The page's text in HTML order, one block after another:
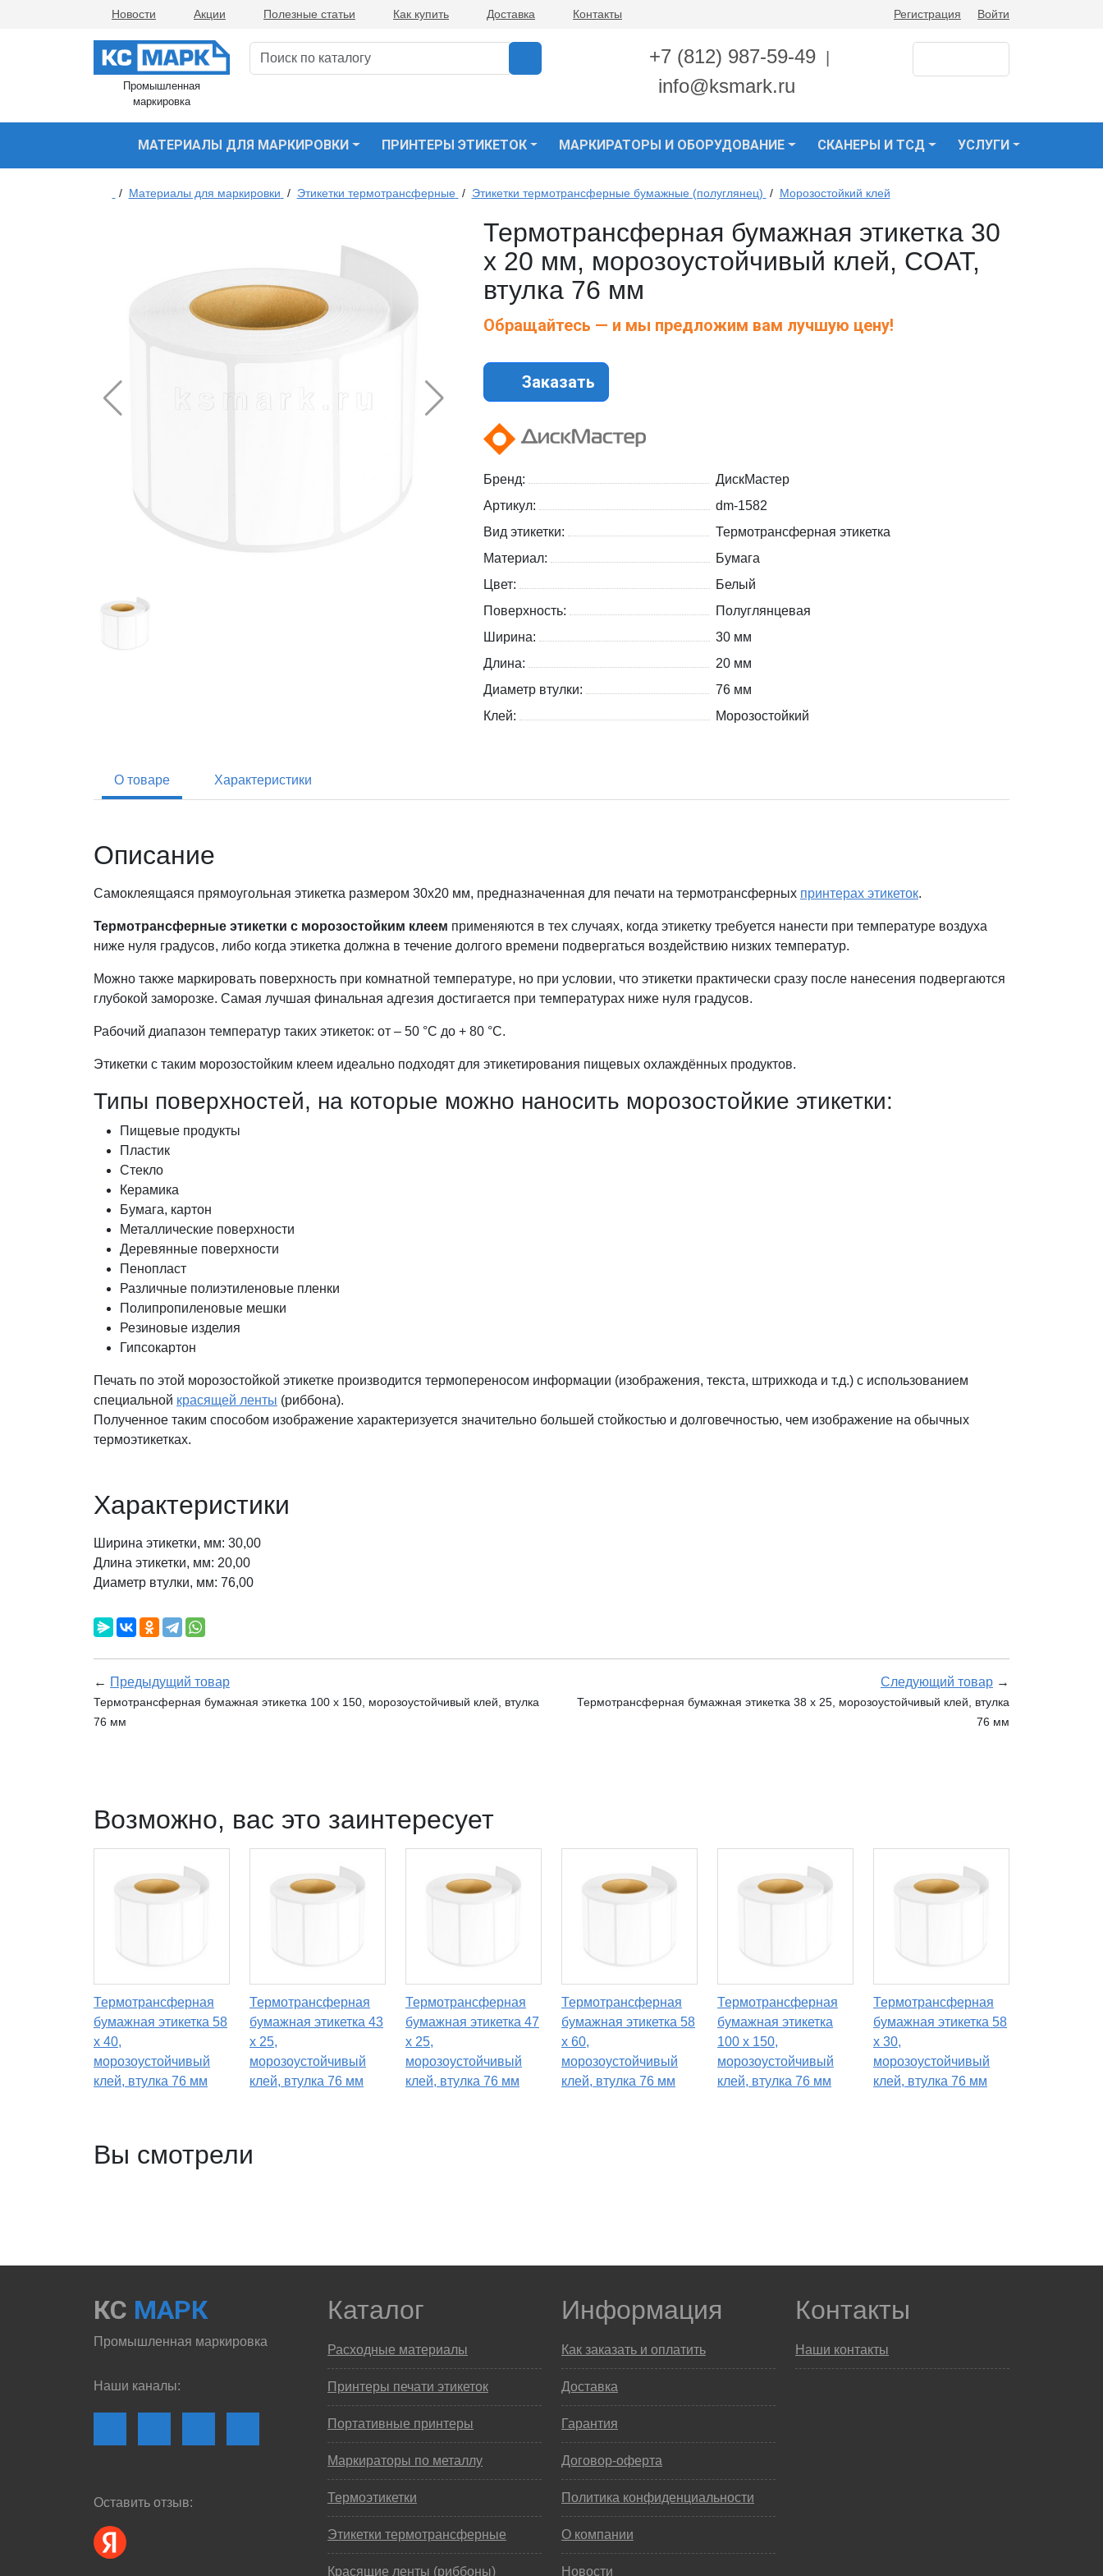
Новости Акции Полезные статьи Как купить Доставка Контакты Регистрация Войти
Промышленная
маркировка
+7 (812) 987-59-49
info@ksmark.ru
МАТЕРИАЛЫ ДЛЯ МАРКИРОВКИ ПРИНТЕРЫ ЭТИКЕТОК МАРКИРАТОРЫ И ОБОРУДОВАНИЕ СКАНЕРЫ И ТСД УСЛУГИ
/ Материалы для маркировки / Этикетки термотрансферные / Этикетки термотрансферные бумажные (полуглянец) / Морозостойкий клей
Термотрансферная бумажная этикетка 30
х 20 мм, морозоустойчивый клей, COAT,
втулка 76 мм
Обращайтесь — и мы предложим вам лучшую цену!
Заказать
Бренд:
ДискМастер
Артикул:
dm-1582
Вид этикетки:
Термотрансферная этикетка
Материал:
Бумага
Цвет:
Белый
Поверхность:
Полуглянцевая
Ширина:
30 мм
Длина:
20 мм
Диаметр втулки:
76 мм
Клей:
Морозостойкий
О товаре Характеристики
Описание
Самоклеящаяся прямоугольная этикетка размером 30х20 мм, предназначенная для печати на термотрансферных принтерах этикеток.
Термотрансферные этикетки с морозостойким клеем применяются в тех случаях, когда этикетку требуется нанести при температуре воздуха
ниже нуля градусов, либо когда этикетка должна в течение долгого времени подвергаться воздействию низких температур.
Можно также маркировать поверхность при комнатной температуре, но при условии, что этикетки практически сразу после нанесения подвергаются
глубокой заморозке. Самая лучшая финальная адгезия достигается при температурах ниже нуля градусов.
Рабочий диапазон температур таких этикеток: от – 50 °C до + 80 °C.
Этикетки с таким морозостойким клеем идеально подходят для этикетирования пищевых охлаждённых продуктов.
Типы поверхностей, на которые можно наносить морозостойкие этикетки:
Пищевые продукты
Пластик
Стекло
Керамика
Бумага, картон
Металлические поверхности
Деревянные поверхности
Пенопласт
Различные полиэтиленовые пленки
Полипропиленовые мешки
Резиновые изделия
Гипсокартон
Печать по этой морозостойкой этикетке производится термопереносом информации (изображения, текста, штрихкода и т.д.) с использованием
специальной красящей ленты (риббона).
Полученное таким способом изображение характеризуется значительно большей стойкостью и долговечностью, чем изображение на обычных
термоэтикетках.
Характеристики
Ширина этикетки, мм: 30,00
Длина этикетки, мм: 20,00
Диаметр втулки, мм: 76,00
← Предыдущий товар
Термотрансферная бумажная этикетка 100 х 150, морозоустойчивый клей, втулка
76 мм
Следующий товар →
Термотрансферная бумажная этикетка 38 х 25, морозоустойчивый клей, втулка
76 мм
Возможно, вас это заинтересует
Термотрансферная
бумажная этикетка 58
х 40,
морозоустойчивый
клей, втулка 76 мм
Термотрансферная
бумажная этикетка 43
х 25,
морозоустойчивый
клей, втулка 76 мм
Термотрансферная
бумажная этикетка 47
х 25,
морозоустойчивый
клей, втулка 76 мм
Термотрансферная
бумажная этикетка 58
х 60,
морозоустойчивый
клей, втулка 76 мм
Термотрансферная
бумажная этикетка
100 х 150,
морозоустойчивый
клей, втулка 76 мм
Термотрансферная
бумажная этикетка 58
х 30,
морозоустойчивый
клей, втулка 76 мм
Вы смотрели
КС МАРК
Промышленная маркировка
Наши каналы:
Оставить отзыв:
Каталог
Расходные материалы
Принтеры печати этикеток
Портативные принтеры
Маркираторы по металлу
Термоэтикетки
Этикетки термотрансферные
Красящие ленты (риббоны)
Информация
Как заказать и оплатить
Доставка
Гарантия
Договор-оферта
Политика конфиденциальности
О компании
Новости
Контакты
Наши контакты